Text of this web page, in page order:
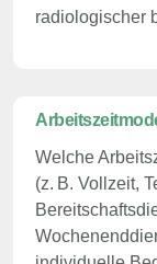
radiologischer
Welche
(z. B. Vollzeit,